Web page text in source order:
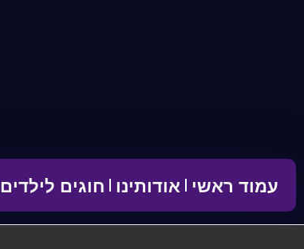
עמוד ראשי אודותינו חוגים לילדים